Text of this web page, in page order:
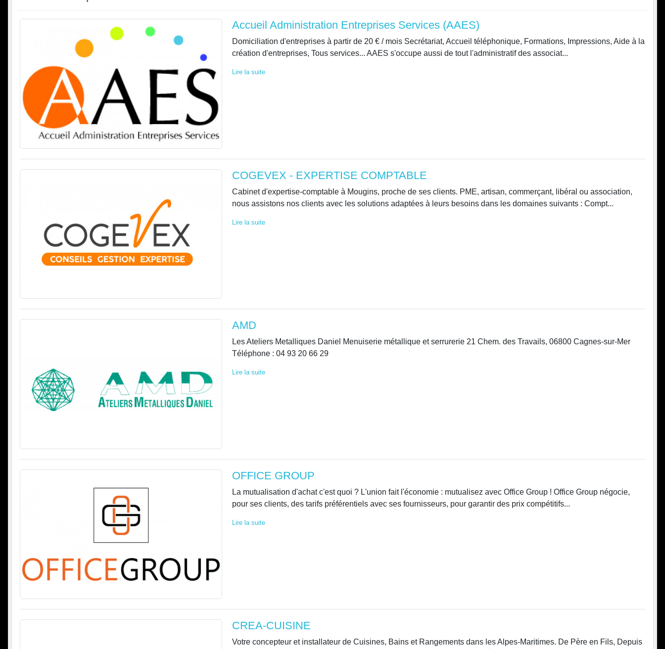
Accueil Administration Entreprises Services (AAES)
Domiciliation d'entreprises à partir de 20 € / mois Secrétariat, Accueil téléphonique, Formations, Impressions, Aide à la
création d'entreprises, Tous services... AAES s'occupe aussi de tout l'administratif des associat...
Lire la suite
COGEVEX - EXPERTISE COMPTABLE
Cabinet d'expertise-comptable à Mougins, proche de ses clients. PME, artisan, commerçant, libéral ou association,
nous assistons nos clients avec les solutions adaptées à leurs besoins dans les domaines suivants : Compt...
Lire la suite
AMD
Les Ateliers Metalliques Daniel Menuiserie métallique et serrurerie 21 Chem. des Travails, 06800 Cagnes-sur-Mer
Téléphone : 04 93 20 66 29
Lire la suite
OFFICE GROUP
La mutualisation d'achat c'est quoi ? L'union fait l'économie : mutualisez avec Office Group ! Office Group négocie,
pour ses clients, des tarifs préférentiels avec ses fournisseurs, pour garantir des prix compétitifs...
Lire la suite
CREA-CUISINE
Votre concepteur et installateur de Cuisines, Bains et Rangements dans les Alpes-Maritimes. De Père en Fils, Depuis